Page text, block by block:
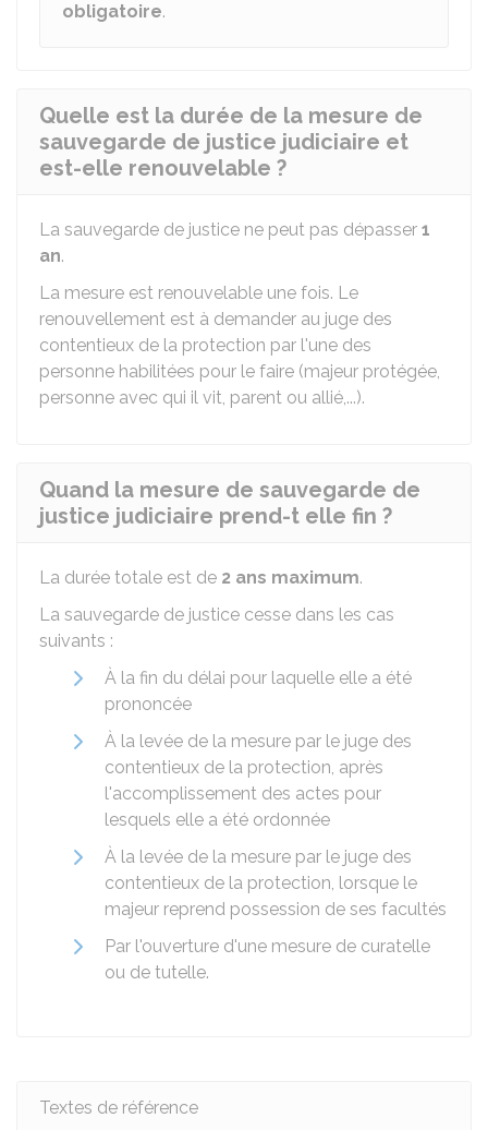
obligatoire.
Quelle est la durée de la mesure de
sauvegarde de justice judiciaire et
est-elle renouvelable ?
La sauvegarde de justice ne peut pas dépasser 1
an.
La mesure est renouvelable une fois. Le
renouvellement est à demander au juge des
contentieux de la protection par l'une des
personne habilitées pour le faire (majeur protégée,
personne avec qui il vit, parent ou allié,...).
Quand la mesure de sauvegarde de
justice judiciaire prend-t elle fin ?
La durée totale est de 2 ans maximum.
La sauvegarde de justice cesse dans les cas
suivants :
À la fin du délai pour laquelle elle a été
prononcée
À la levée de la mesure par le juge des
contentieux de la protection, après
l'accomplissement des actes pour
lesquels elle a été ordonnée
À la levée de la mesure par le juge des
contentieux de la protection, lorsque le
majeur reprend possession de ses facultés
Par l'ouverture d'une mesure de curatelle
ou de tutelle.
Textes de référence